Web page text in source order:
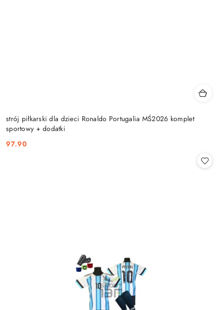
strój piłkarski dla dzieci Ronaldo Portugalia MŚ2026 komplet
sportowy + dodatki
Cena:
97.90